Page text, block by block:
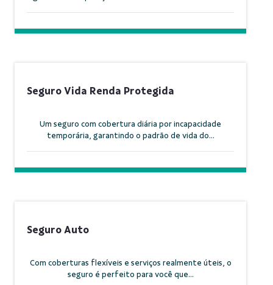
Seguro Vida Renda Protegida
Um seguro com cobertura diária por incapacidade
temporária, garantindo o padrão de vida do...
Seguro Auto
Com coberturas flexíveis e serviços realmente úteis, o
seguro é perfeito para você que...